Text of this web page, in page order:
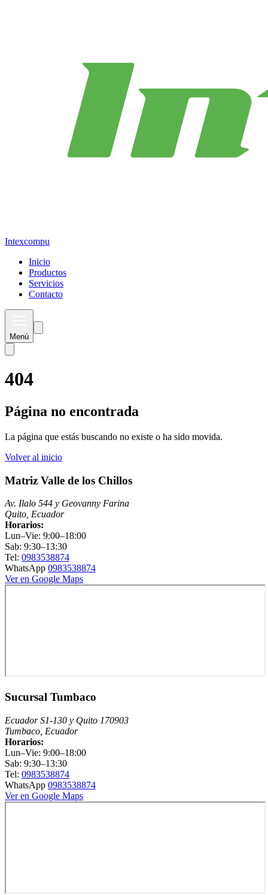
Intexcompu
Inicio
Productos
Servicios
Contacto
Menú
404
Página no encontrada
La página que estás buscando no existe o ha sido movida.
Volver al inicio
Matriz Valle de los Chillos
Av. Ilalo 544 y Geovanny Farina
Quito, Ecuador
Horarios:
Lun–Vie: 9:00–18:00
Sab: 9:30–13:30
Tel: 0983538874
WhatsApp 0983538874
Ver en Google Maps
Sucursal Tumbaco
Ecuador S1-130 y Quito 170903
Tumbaco, Ecuador
Horarios:
Lun–Vie: 9:00–18:00
Sab: 9:30–13:30
Tel: 0983538874
WhatsApp 0983538874
Ver en Google Maps